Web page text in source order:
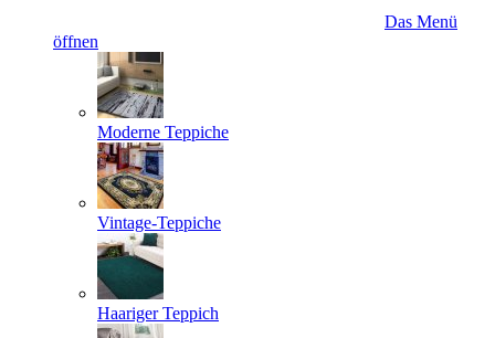
Das Menü
öffnen
Moderne Teppiche
Vintage-Teppiche
Haariger Teppich